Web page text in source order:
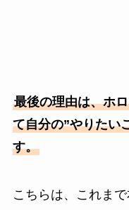
最後の理由は、ホ
て自分の”やりたい
す。
こちらは、これま